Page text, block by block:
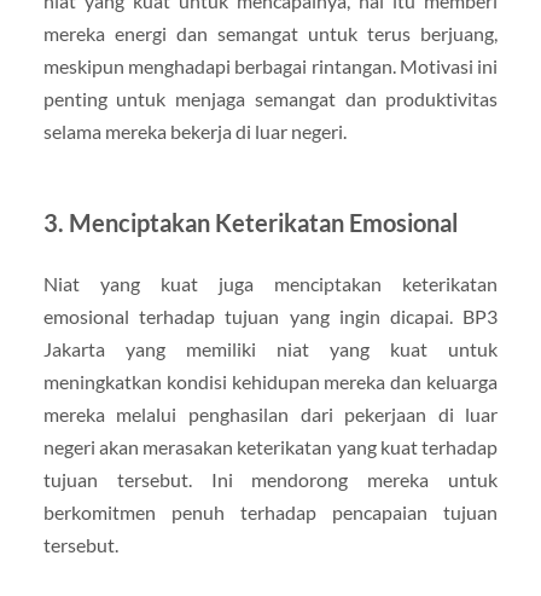
mereka energi dan semangat untuk terus berjuang,
meskipun menghadapi berbagai rintangan. Motivasi ini
penting untuk menjaga semangat dan produktivitas
selama mereka bekerja di luar negeri.
3. Menciptakan Keterikatan Emosional
Niat yang kuat juga menciptakan keterikatan
emosional terhadap tujuan yang ingin dicapai. BP3
Jakarta yang memiliki niat yang kuat untuk
meningkatkan kondisi kehidupan mereka dan keluarga
mereka melalui penghasilan dari pekerjaan di luar
negeri akan merasakan keterikatan yang kuat terhadap
tujuan tersebut. Ini mendorong mereka untuk
berkomitmen penuh terhadap pencapaian tujuan
tersebut.